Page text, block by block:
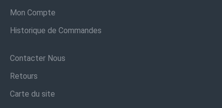
Mon Compte
Historique de Commandes
Contacter Nous
Retours
Carte du site